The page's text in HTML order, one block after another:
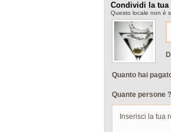
Condividi la tua
Questo locale non è
Quanto hai
Quante persone ?